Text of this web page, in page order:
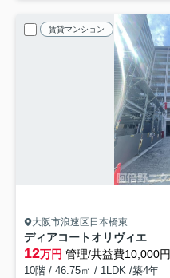
賃貸マンション
大阪市浪速区日本橋東
ディアコートオリヴィエ
12万円 管理/共益費10,000円
10階 / 46.75㎡ / 1LDK /築4年